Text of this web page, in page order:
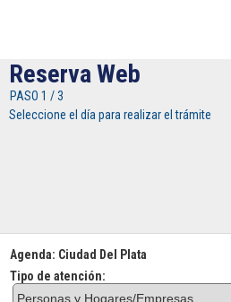
Reserva Web
PASO 1 / 3
Seleccione el día para realizar el trámite
Agenda: Ciudad Del Plata
Tipo de atención: